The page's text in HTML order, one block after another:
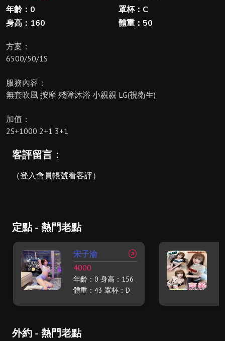
年齡：0
罩杯：C
身高：160
體重：50
方案：
6500/50/1S
服務內容：
無套吹風 按摩 殘障沐浴 小親親 LG(視衛生)
加值：
2S+1000 2+1 3+1
客評留言：
（登入會員帳號看客評）
定點 - 熱門老點
宋子渝
4000
年齡：0 身高：156
體重：43 罩杯：D
外約 - 熱門老點